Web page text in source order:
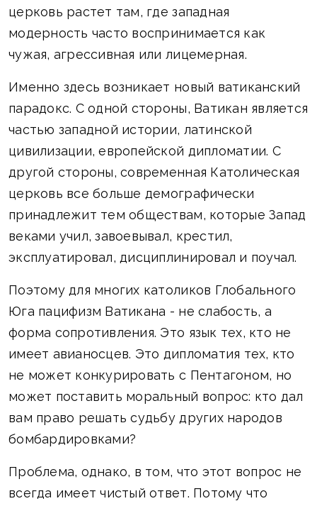
церковь растет там, где западная
модерность часто воспринимается как
чужая, агрессивная или лицемерная.
Именно здесь возникает новый ватиканский
парадокс. С одной стороны, Ватикан является
частью западной истории, латинской
цивилизации, европейской дипломатии. С
другой стороны, современная Католическая
церковь все больше демографически
принадлежит тем обществам, которые Запад
веками учил, завоевывал, крестил,
эксплуатировал, дисциплинировал и поучал.
Поэтому для многих католиков Глобального
Юга пацифизм Ватикана - не слабость, а
форма сопротивления. Это язык тех, кто не
имеет авианосцев. Это дипломатия тех, кто
не может конкурировать с Пентагоном, но
может поставить моральный вопрос: кто дал
вам право решать судьбу других народов
бомбардировками?
Проблема, однако, в том, что этот вопрос не
всегда имеет чистый ответ. Потому что